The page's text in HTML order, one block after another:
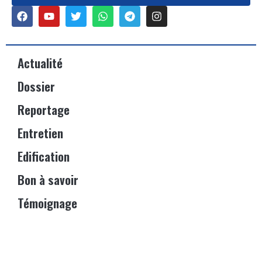
Actualité
Dossier
Reportage
Entretien
Edification
Bon à savoir
Témoignage